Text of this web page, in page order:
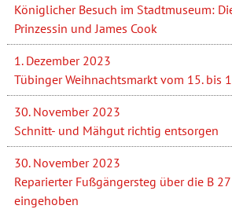
Königlicher Besuch im Stadtmuseum:
Prinzessin und James Cook
1. Dezember 2023
Tübinger Weihnachtsmarkt vom 15. bis
30. November 2023
Schnitt- und Mähgut richtig entsorgen
30. November 2023
Reparierter Fußgängersteg über die B
eingehoben